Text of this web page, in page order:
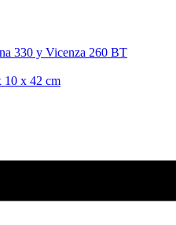
330 y Vicenza 260 BT
x 42 cm